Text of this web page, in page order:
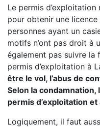
Le permis d’exploitation
pour obtenir une
personnes ayant un
motifs n’ont pas droit à
également pas suivre
permis d’exploitation à
être le vol, l’abus de
Selon la condamnation,
permis d’exploitation
Logiquement, il faut